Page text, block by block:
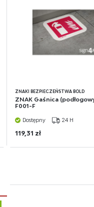
ZNAKI BEZPIECZEŃSTWA BOLD
ZNAK Gaśnica
F001-F
Dostępny 24 H
119,31 zł